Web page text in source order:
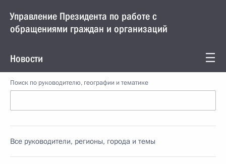
Управление Президента по работе с
обращениями граждан и организаций
Новости
Поиск по руководителю, географии и тематике
Все руководители, регионы, города и темы